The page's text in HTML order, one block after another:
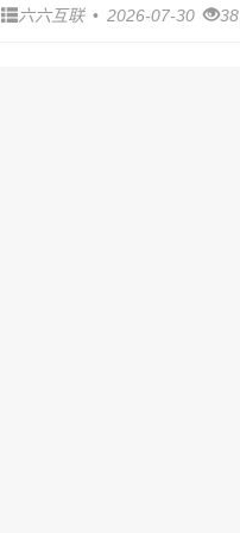
六六互联 • 2026-07-30